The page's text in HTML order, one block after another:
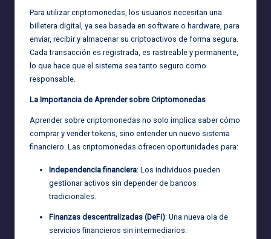
Para utilizar criptomonedas, los usuarios necesitan una
billetera digital, ya sea basada en software o hardware, para
enviar, recibir y almacenar su criptoactivos de forma segura.
Cada transacción es registrada, es rastreable y permanente,
lo que hace que el sistema sea tanto seguro como
responsable.
La Importancia de Aprender sobre Criptomonedas
Aprender sobre criptomonedas no solo implica saber cómo
comprar y vender tokens, sino entender un nuevo sistema
financiero. Las criptomonedas ofrecen oportunidades para:
Independencia financiera: Los individuos pueden
gestionar activos sin depender de bancos
tradicionales.
Finanzas descentralizadas (DeFi): Una nueva ola de
servicios financieros sin intermediarios.